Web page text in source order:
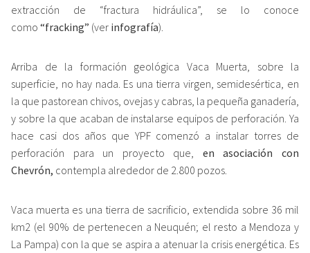
extracción de “fractura hidráulica”, se lo conoce
como “fracking” (ver infografía).
Arriba de la formación geológica Vaca Muerta, sobre la
superficie, no hay nada. Es una tierra virgen, semidesértica, en
la que pastorean chivos, ovejas y cabras, la pequeña ganadería,
y sobre la que acaban de instalarse equipos de perforación. Ya
hace casi dos años que YPF comenzó a instalar torres de
perforación para un proyecto que, en asociación con
Chevrón, contempla alrededor de 2.800 pozos.
Vaca muerta es una tierra de sacrificio, extendida sobre 36 mil
km2 (el 90% de pertenecen a Neuquén; el resto a Mendoza y
La Pampa) con la que se aspira a atenuar la crisis energética. Es